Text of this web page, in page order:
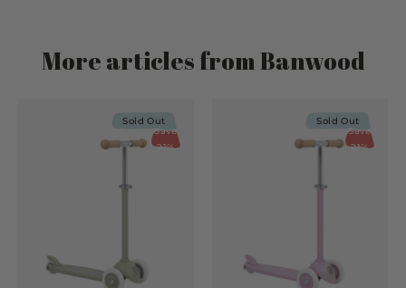
More articles from Banwood
Sold Out
Save
21%
Sold Out
Save
21%